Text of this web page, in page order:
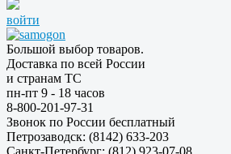
войти
Большой выбор товаров.
Доставка по всей России
и странам ТС
пн-пт 9 - 18 часов
8-800-201-97-31
Звонок по России бесплатный
Петрозаводск: (8142) 633-203
Санкт-Петербург: (812) 923-07-08